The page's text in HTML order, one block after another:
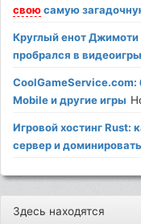
своюсамую
Круглый енот Джимоти
пробрался в видеоигры
Mobile и другие игры
Игровой хостинг Rust:
сервер и
Здесь находятся